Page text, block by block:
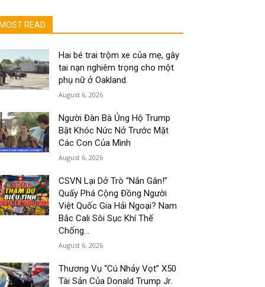
MOST READ
Hai bé trai trộm xe của mẹ, gây
tai nạn nghiêm trọng cho một
phụ nữ ở Oakland.
August 6, 2026
Người Đàn Bà Ủng Hộ Trump
Bật Khóc Nức Nở Trước Mặt
Các Con Của Mình
August 6, 2026
CSVN Lại Dở Trò “Nắn Gân!”
Quấy Phá Cộng Đồng Người
Việt Quốc Gia Hải Ngoại? Nam
Bắc Cali Sôi Sục Khí Thế
Chống...
August 6, 2026
Thương Vụ “Cú Nhảy Vọt” X50
Tài Sản Của Donald Trump Jr.